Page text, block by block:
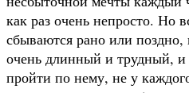
как раз очень непросто. Но
сбываются рано или
очень длинный и трудный, и
пройти по нему, не у